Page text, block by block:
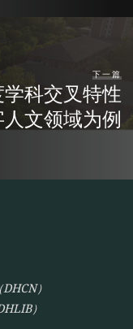
下一篇
科交叉特性
文领域为例
）
）